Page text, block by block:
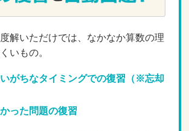
解いただけでは、なかなか算数の理
いもの。
がちなタイミングでの復習（※忘却
った問題の復習